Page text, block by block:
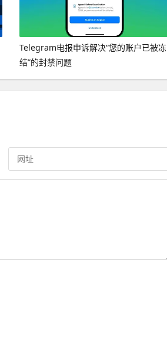
Telegram电报申诉解决“您的账户已被冻
结”的封禁问题